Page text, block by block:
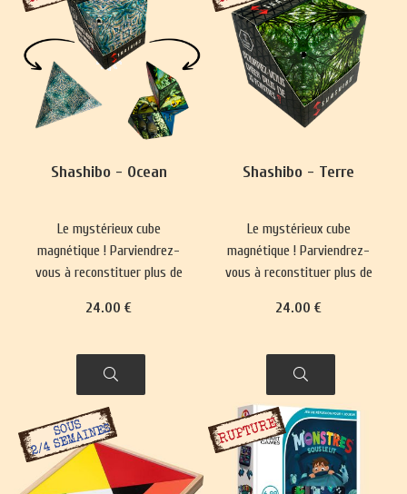
Shashibo - Ocean
Le mystérieux cube
magnétique ! Parviendrez-
vous à reconstituer plus de
24.00 €
Shashibo - Terre
Le mystérieux cube
magnétique ! Parviendrez-
vous à reconstituer plus de
24.00 €